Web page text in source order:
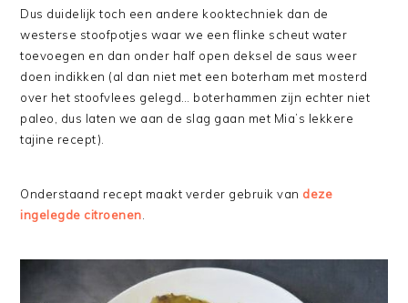
Dus duidelijk toch een andere kooktechniek dan de
westerse stoofpotjes waar we een flinke scheut water
toevoegen en dan onder half open deksel de saus weer
doen indikken (al dan niet met een boterham met mosterd
over het stoofvlees gelegd… boterhammen zijn echter niet
paleo, dus laten we aan de slag gaan met Mia’s lekkere
tajine recept).
Onderstaand recept maakt verder gebruik van deze
ingelegde citroenen